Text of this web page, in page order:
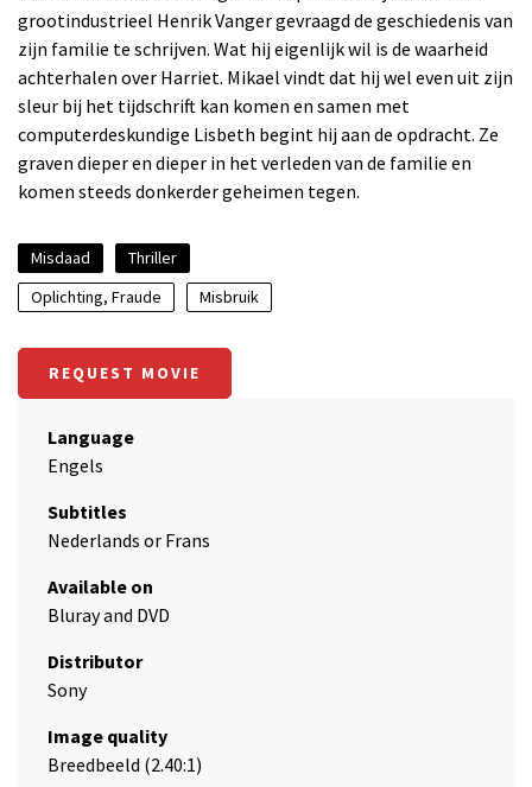
grootindustrieel Henrik Vanger gevraagd de geschiedenis van
zijn familie te schrijven. Wat hij eigenlijk wil is de waarheid
achterhalen over Harriet. Mikael vindt dat hij wel even uit zijn
sleur bij het tijdschrift kan komen en samen met
computerdeskundige Lisbeth begint hij aan de opdracht. Ze
graven dieper en dieper in het verleden van de familie en
komen steeds donkerder geheimen tegen.
Misdaad
Thriller
Oplichting, Fraude
Misbruik
REQUEST MOVIE
Language
Engels
Subtitles
Nederlands or Frans
Available on
Bluray and DVD
Distributor
Sony
Image quality
Breedbeeld (2.40:1)